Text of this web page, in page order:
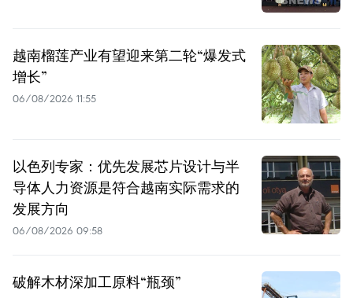
越南榴莲产业有望迎来第二轮“爆发式
增长”
06/08/2026 11:55
以色列专家：优先发展芯片设计与半
导体人力资源是符合越南实际需求的
发展方向
06/08/2026 09:58
破解木材深加工原料“瓶颈”